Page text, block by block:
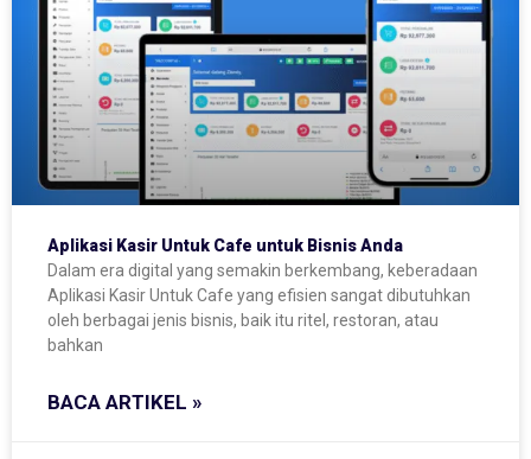
Aplikasi Kasir Untuk Cafe untuk Bisnis Anda
Dalam era digital yang semakin berkembang, keberadaan
Aplikasi Kasir Untuk Cafe yang efisien sangat dibutuhkan
oleh berbagai jenis bisnis, baik itu ritel, restoran, atau
bahkan
BACA ARTIKEL »